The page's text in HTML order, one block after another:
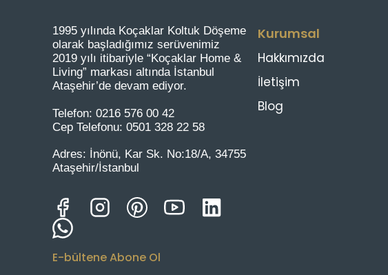
Kurumsal
Hakkımızda
İletişim
Blog
1995 yılında Koçaklar Koltuk Döşeme
olarak başladığımız serüvenimiz
2019 yılı itibariyle “Koçaklar Home &
Living” markası altında İstanbul
Ataşehir’de devam ediyor.
Telefon: 0216 576 00 42
Cep Telefonu: 0501 328 22 58
Adres:
İnönü, Kar Sk. No:18/A, 34755
Ataşehir/İstanbul
E-bültene Abone Ol